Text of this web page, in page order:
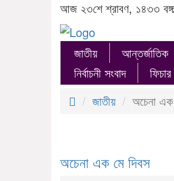
আজ ২৩শে শ্রাবণ, ১৪৩৩
জাতীয় আন্তর্জাতিক
নির্বাচনী সংবাদ
ফিচার
জাতীয়
অচেনা
অচেনা এক মে দিবস